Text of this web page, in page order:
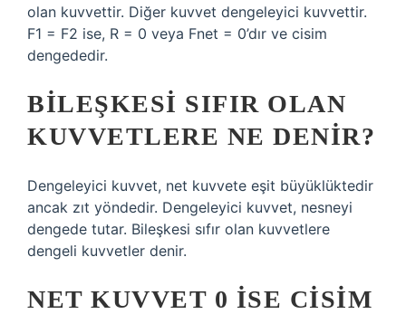
olan kuvvettir. Diğer kuvvet dengeleyici kuvvettir.
F1 = F2 ise, R = 0 veya Fnet = 0’dır ve cisim
dengededir.
BILEŞKESI SIFIR OLAN
KUVVETLERE NE DENIR?
Dengeleyici kuvvet, net kuvvete eşit büyüklüktedir
ancak zıt yöndedir. Dengeleyici kuvvet, nesneyi
dengede tutar. Bileşkesi sıfır olan kuvvetlere
dengeli kuvvetler denir.
NET KUVVET 0 ISE CISIM